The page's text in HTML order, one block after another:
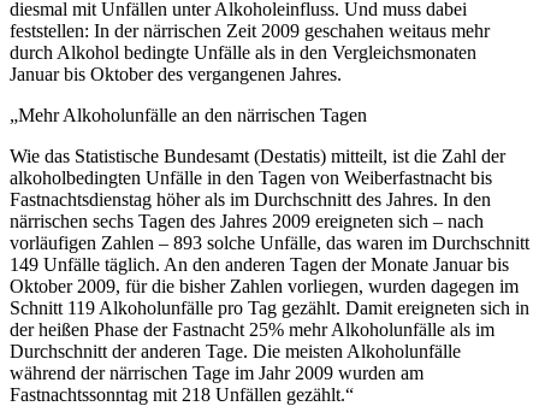
diesmal mit Unfällen unter Alkoholeinfluss. Und muss dabei
feststellen: In der närrischen Zeit 2009 geschahen weitaus mehr
durch Alkohol bedingte Unfälle als in den Vergleichsmonaten
Januar bis Oktober des vergangenen Jahres.
„Mehr Alkoholunfälle an den närrischen Tagen
Wie das Statistische Bundesamt (Destatis) mitteilt, ist die Zahl der
alkoholbedingten Unfälle in den Tagen von Weiberfastnacht bis
Fastnachtsdienstag höher als im Durchschnitt des Jahres. In den
närrischen sechs Tagen des Jahres 2009 ereigneten sich – nach
vorläufigen Zahlen – 893 solche Unfälle, das waren im Durchschnitt
149 Unfälle täglich. An den anderen Tagen der Monate Januar bis
Oktober 2009, für die bisher Zahlen vorliegen, wurden dagegen im
Schnitt 119 Alkoholunfälle pro Tag gezählt. Damit ereigneten sich in
der heißen Phase der Fastnacht 25% mehr Alkoholunfälle als im
Durchschnitt der anderen Tage. Die meisten Alkoholunfälle
während der närrischen Tage im Jahr 2009 wurden am
Fastnachtssonntag mit 218 Unfällen gezählt.“